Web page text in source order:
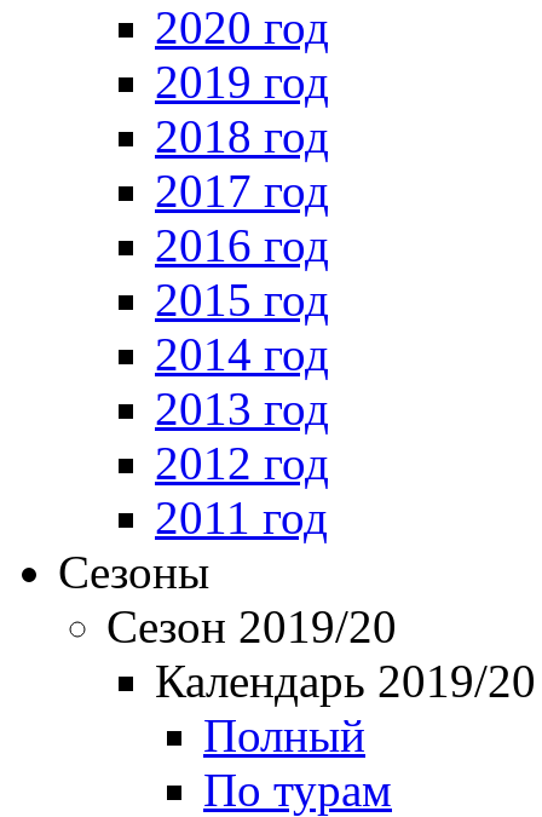
2020 год
2019 год
2018 год
2017 год
2016 год
2015 год
2014 год
2013 год
2012 год
2011 год
Сезоны
Сезон 2019/20
Календарь 2019/20
Полный
По турам